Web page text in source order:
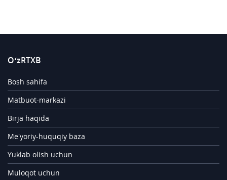
O‘zRTXB
Bosh sahifa
Matbuot-markazi
Birja haqida
Me'yoriy-huquqiy baza
Yuklab olish uchun
Muloqot uchun